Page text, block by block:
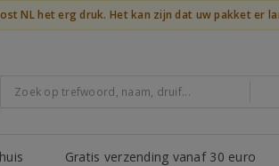
NL het erg druk. Het kan zijn dat uw pakket er
Gratis verzending vanaf 30 euro